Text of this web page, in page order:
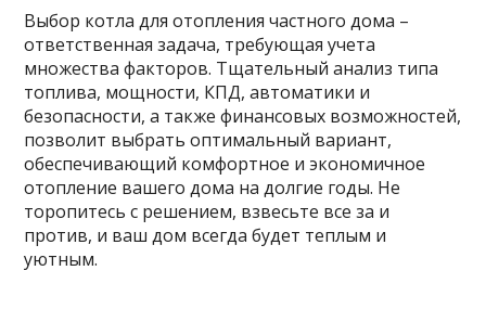
Выбор котла для отопления частного дома –
ответственная задача, требующая учета
множества факторов. Тщательный анализ типа
топлива, мощности, КПД, автоматики и
безопасности, а также финансовых возможностей,
позволит выбрать оптимальный вариант,
обеспечивающий комфортное и экономичное
отопление вашего дома на долгие годы. Не
торопитесь с решением, взвесьте все за и
против, и ваш дом всегда будет теплым и
уютным.